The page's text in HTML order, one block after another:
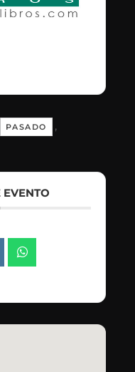
PASADO ,
EVENTO